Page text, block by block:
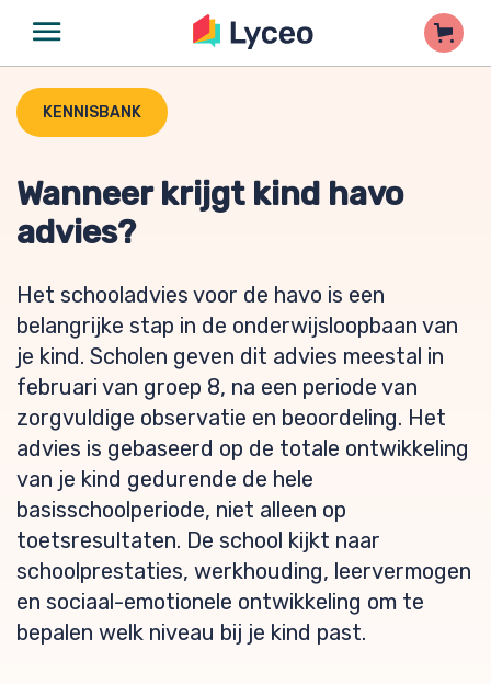
KENNISBANK
Wanneer krijgt kind havo
advies?
Het schooladvies voor de havo is een
belangrijke stap in de onderwijsloopbaan van
je kind. Scholen geven dit advies meestal in
februari van groep 8, na een periode van
zorgvuldige observatie en beoordeling. Het
advies is gebaseerd op de totale ontwikkeling
van je kind gedurende de hele
basisschoolperiode, niet alleen op
toetsresultaten. De school kijkt naar
schoolprestaties, werkhouding, leervermogen
en sociaal-emotionele ontwikkeling om te
bepalen welk niveau bij je kind past.